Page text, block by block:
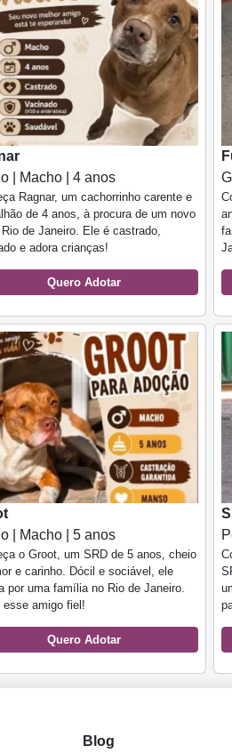
| Macho | 4 anos
Ragnar, um cachorrinho carente e
de 4 anos, à procura de um novo
Rio de Janeiro. Ele é castrado,
e adora crianças!
Quero Adotar
| Macho | 5 anos
o Groot, um SRD de 5 anos, cheio
e carinho. Dócil e sociável, ele
por uma família no Rio de Janeiro.
esse amigo fiel!
Quero Adotar
Blog